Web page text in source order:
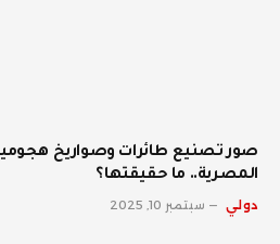
صور تصنيع طائرات وصواريخ
المصرية.. ما حقيقتها؟
دولي سبتمبر 10, 2025